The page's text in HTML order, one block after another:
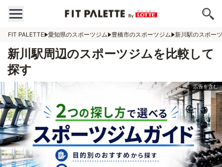
FIT PALETTE 愛知県のスポーツジム 豊橋市のスポーツジム 新川駅のスポー
新川駅周辺のスポーツジムを比較して
探す